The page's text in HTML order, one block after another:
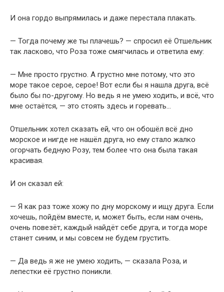
И она гордо выпрямилась и даже перестала плакать.
— Тогда почему же ты плачешь? — спросил её Отшельник
так ласково, что Роза тоже смягчилась и ответила ему:
— Мне просто грустно. А грустно мне потому, что это
море такое серое, серое! Вот если бы я нашла друга, всё
было бы по-другому. Но ведь я не умею ходить, и всё, что
мне остаётся, — это стоять здесь и горевать…
Отшельник хотел сказать ей, что он обошёл всё дно
морское и нигде не нашёл друга, но ему стало жалко
огорчать бедную Розу, тем более что она была такая
красивая.
И он сказал ей:
— Я как раз тоже хожу по дну морскому и ищу друга. Если
хочешь, пойдём вместе, и, может быть, если нам очень,
очень повезёт, каждый найдёт себе друга, и тогда море
станет синим, и мы совсем не будем грустить.
— Да ведь я же не умею ходить, — сказала Роза, и
лепестки её грустно поникли.